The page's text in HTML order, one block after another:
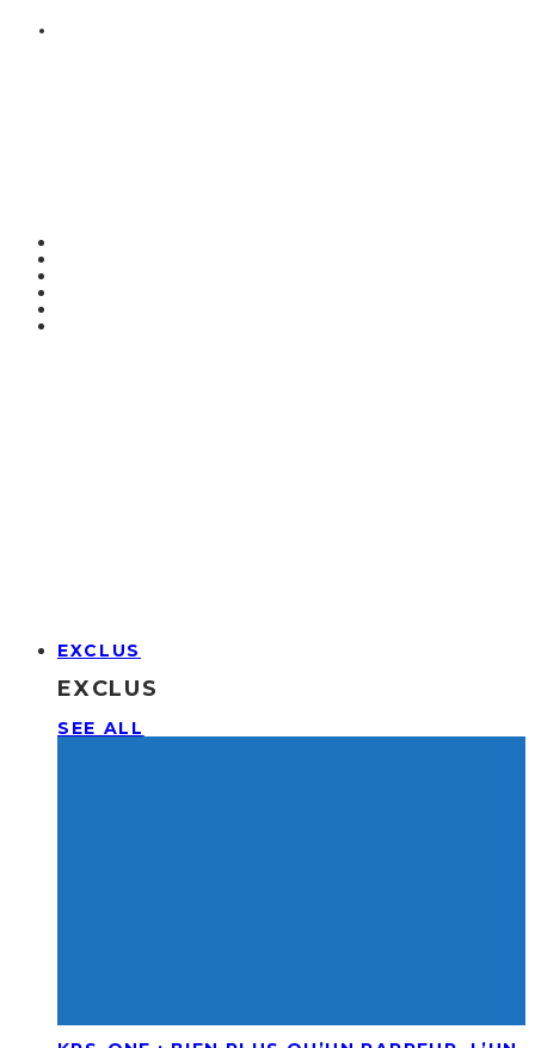
EXCLUS
EXCLUS
SEE ALL